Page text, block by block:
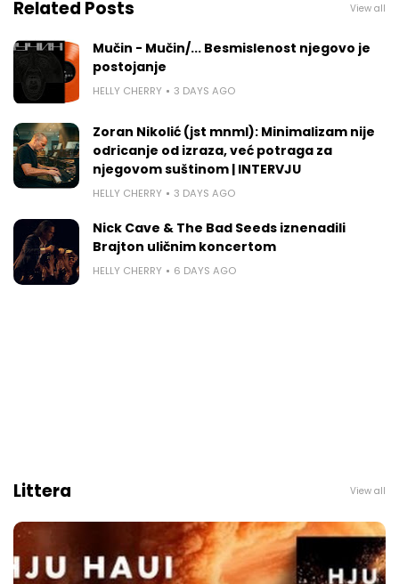
Related Posts View all
Mučin - Mučin/... Besmislenost njegovo je
postojanje
HELLY CHERRY 3 DAYS AGO
Zoran Nikolić (jst mnml): Minimalizam nije
odricanje od izraza, već potraga za
njegovom suštinom | INTERVJU
HELLY CHERRY 3 DAYS AGO
Nick Cave & The Bad Seeds iznenadili
Brajton uličnim koncertom
HELLY CHERRY 6 DAYS AGO
Littera View all